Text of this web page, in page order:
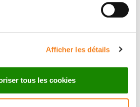
Afficher les détails
tous les cookies